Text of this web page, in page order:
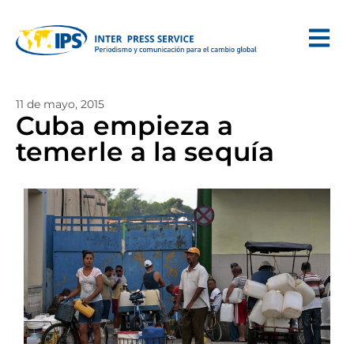
11 de mayo, 2015
Cuba empieza a
temerle a la sequía